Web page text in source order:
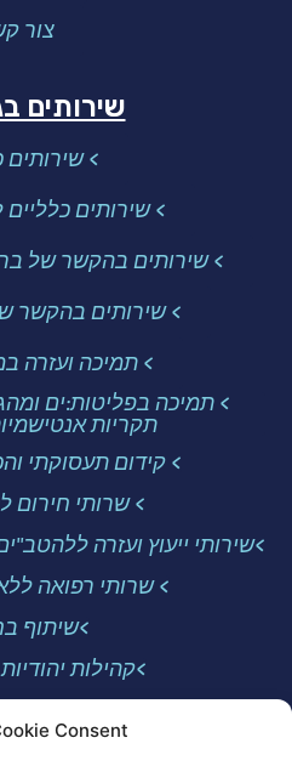
Consent
צור
שירותים
> שירותים
> שירותים כלליים
> שירותים בהקשר של
> שירותים בהקשר
> תמיכה ועזרה
> תמיכה בפליטות:ים
תקריות
> קידום תעסוקתי
> שרותי חירום
>שירותי ייעוץ ועזרה
> שרותי רפואה
>שיתוף
>קהילות